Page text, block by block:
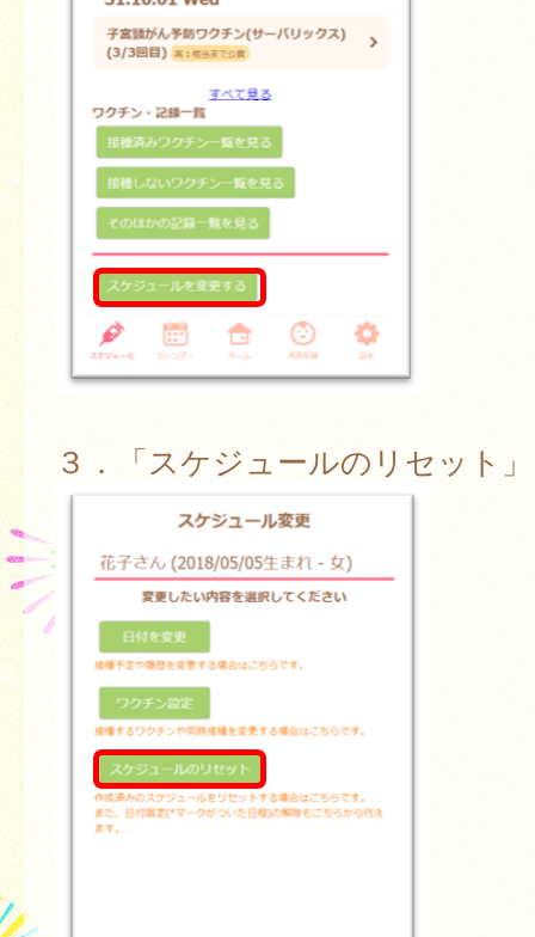
３．「スケジュールのリセット